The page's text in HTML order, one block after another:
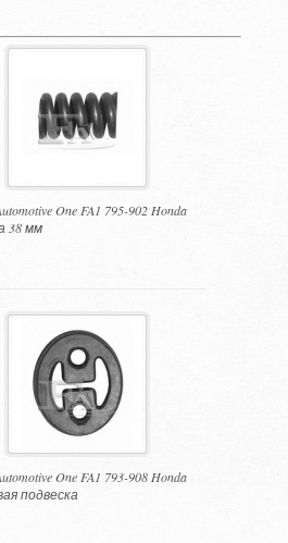
One FA1 795-902 Honda
38 мм
One FA1 793-908 Honda
подвеска